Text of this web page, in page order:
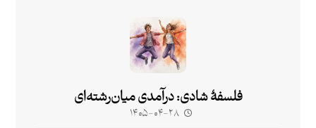
فلسفۀ شادی: درآمدی میان‌رشته‌ای
۱۴۰۵-۰۴-۲۸